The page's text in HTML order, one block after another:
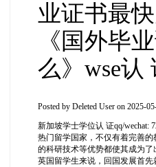
业证书最
《国外毕
么》wse认
Posted byDeleted User on 2025-
新加坡学士学位认 证qq/wechat:
热门留学国家，不仅有着完善
的科研技术等优势都使其成为
英国留学生来说，回国发展首